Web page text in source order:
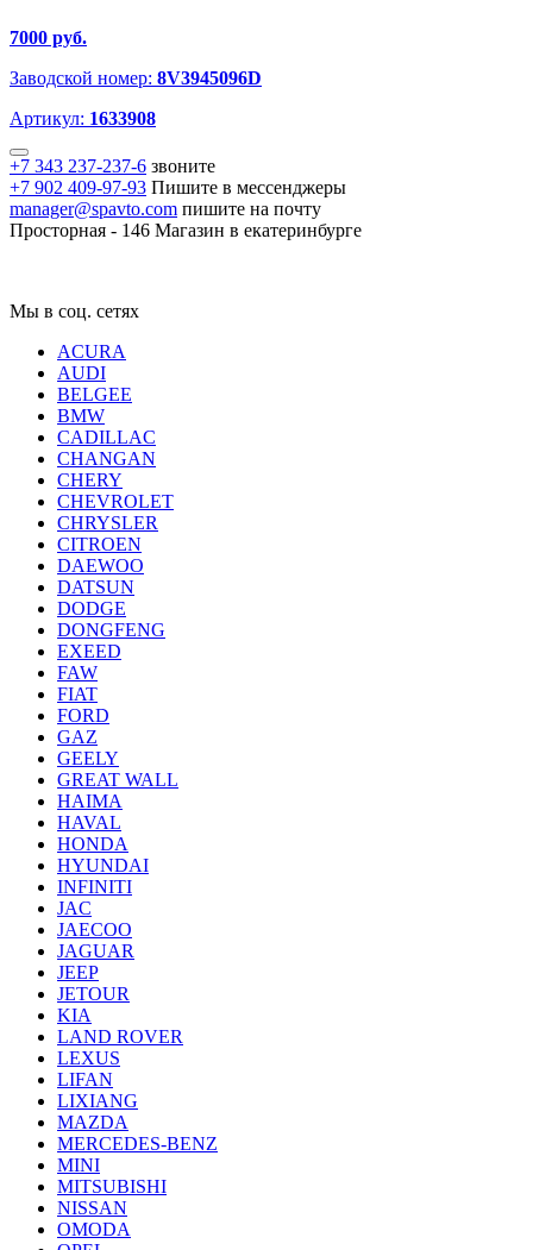
7000 руб.
Заводской номер: 8V3945096D
Артикул: 1633908
+7 343 237-237-6 звоните
+7 902 409-97-93 Пишите в мессенджеры
manager@spavto.com пишите на почту
Просторная - 146 Магазин в екатеринбурге
Мы в соц. сетях
ACURA
AUDI
BELGEE
BMW
CADILLAC
CHANGAN
CHERY
CHEVROLET
CHRYSLER
CITROEN
DAEWOO
DATSUN
DODGE
DONGFENG
EXEED
FAW
FIAT
FORD
GAZ
GEELY
GREAT WALL
HAIMA
HAVAL
HONDA
HYUNDAI
INFINITI
JAC
JAECOO
JAGUAR
JEEP
JETOUR
KIA
LAND ROVER
LEXUS
LIFAN
LIXIANG
MAZDA
MERCEDES-BENZ
MINI
MITSUBISHI
NISSAN
OMODA